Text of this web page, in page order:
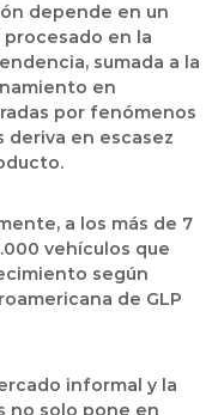
depende en un
procesado en la
sumada a la
en
por fenómenos
deriva en escasez
a los más de 7
vehículos que
según
de GLP
informal y la
no solo pone en